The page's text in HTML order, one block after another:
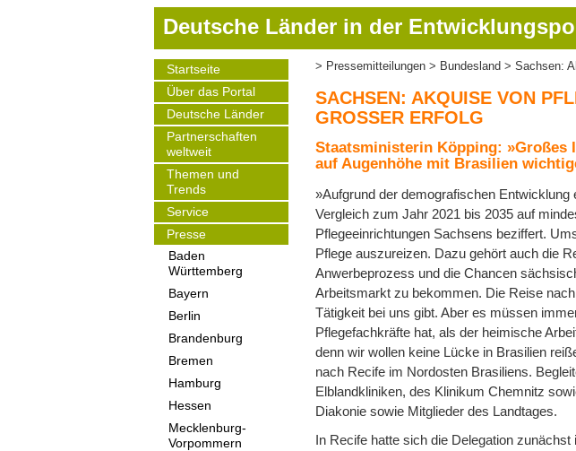
Deutsche Länder in der
Main
navigation
Startseite
Über das Portal
Deutsche Länder
Partnerschaften
weltweit
Themen und
Trends
Service
Presse
Baden
Württemberg
Bayern
Berlin
Brandenburg
Bremen
Hamburg
Hessen
Mecklenburg-
Vorpommern
Pfadnavigation
Pressemitteilungen Bundesland Sachsen:
SACHSEN: AKQUISE VON
GROSSER ERFOLG
Staatsministerin Köpping: »Großes
auf Augenhöhe mit Brasilien
»Aufgrund der demografischen
Vergleich zum Jahr 2021 bis 2035 auf
Pflegeeinrichtungen Sachsens beziffert.
Pflege auszureizen. Dazu gehört auch die
Anwerbeprozess und die Chancen
Arbeitsmarkt zu bekommen. Die Reise
Tätigkeit bei uns gibt. Aber es müssen
Pflegefachkräfte hat, als der heimische
denn wir wollen keine Lücke in Brasilien
nach Recife im Nordosten Brasiliens.
Elblandkliniken, des Klinikum Chemnitz
Diakonie sowie Mitglieder des Landtages.
In Recife hatte sich die Delegation